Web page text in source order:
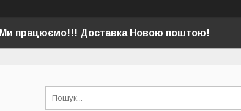
Ми працюємо!!! Доставка Новою поштою!